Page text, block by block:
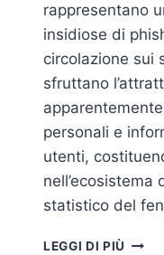
rappresentano
insidiose di
circolazione sui
sfruttano
personali e
utenti,
statistico del
LEGGI DI PIÙ FALSI